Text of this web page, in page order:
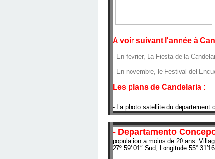
A voir suivant l'année à
- En fevrier, La Fiesta de la
- En novembre, le Festival del
Les plans de Candelaria :
- La photo satellite du departement
- Departamento
population a moins de 20 ans.
27º 59' 01″ Sud, Longitude 55°